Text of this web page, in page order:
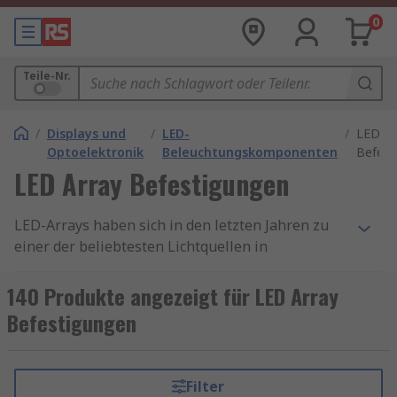
0
Teile-Nr.
/ Displays und
Optoelektronik
/ LED-
Beleuchtungskomponenten
/ LED
LED Array Befestigungen
LED-Arrays haben sich in den letzten Jahren zu
einer der beliebtesten Lichtquellen in
der Industrie, Architektur oder für den
Heimgebrauch. Doch während die Technologie
rund um LED-Arrays ständig fortschreitet, ist ein
Befestigung dieser Arrays. Eine optimale LED-
140 Produkte angezeigt für LED Array
Befestigungen
Filter